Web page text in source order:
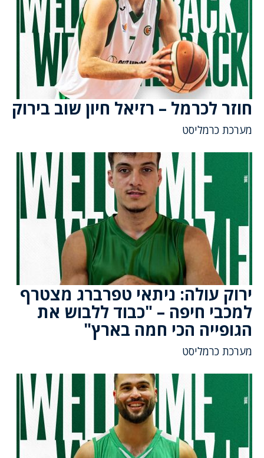
חוזר לכרמל – רזיאל חיון שוב בירוק
מערכת כרמליסט
ירוק עולה: ניתאי טפרברג מצטרף
למכבי חיפה – "כבוד ללבוש את
הגופייה הכי חמה בארץ"
מערכת כרמליסט